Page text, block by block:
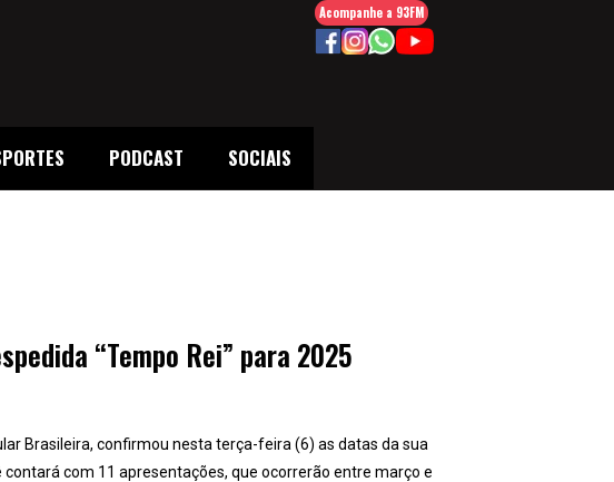
PODCAST SOCIAIS
Acompanhe a 93FM
“Tempo Rei” para 2025
Brasileira, confirmou nesta terça-feira (6) as datas da sua
com 11 apresentações, que ocorrerão entre março e